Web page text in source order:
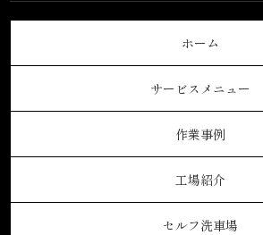
ホーム
サービスメニュー
作業事例
工場紹介
セルフ洗車場